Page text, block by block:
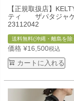
【正規取扱店】
ティ ザパタジ
23112042
送料無料(沖縄・離島を除
価格 ¥16,500税込
カートに入れる